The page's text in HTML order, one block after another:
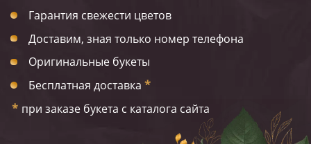
Гарантия свежести цветов
Доставим, зная только номер телефона
Оригинальные букеты
Бесплатная доставка *
* при заказе букета с каталога сайта